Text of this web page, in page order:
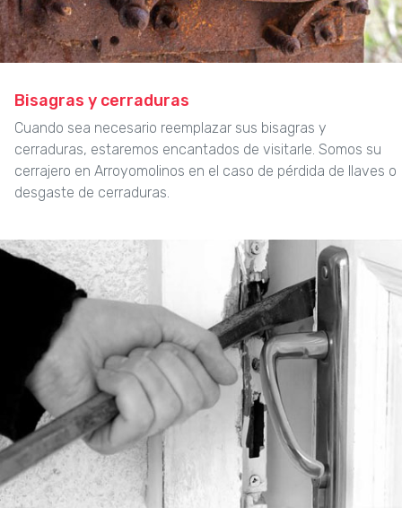
Bisagras y cerraduras
Cuando sea necesario reemplazar sus bisagras y
cerraduras, estaremos encantados de visitarle. Somos su
cerrajero en Arroyomolinos en el caso de pérdida de llaves o
desgaste de cerraduras.